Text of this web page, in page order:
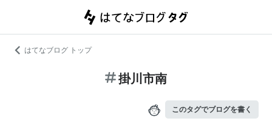
はてなブログ トップ
掛川市南
このタグでブログを書く